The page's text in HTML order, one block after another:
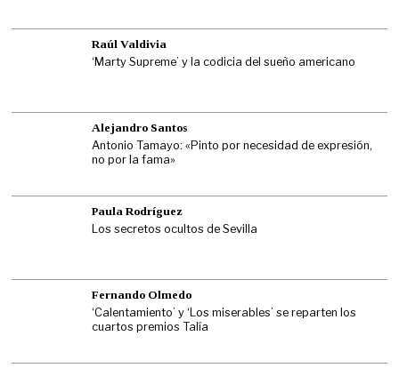
Raúl Valdivia
‘Marty Supreme’ y la codicia del sueño americano
Alejandro Santos
Antonio Tamayo: «Pinto por necesidad de expresión,
no por la fama»
Paula Rodríguez
Los secretos ocultos de Sevilla
Fernando Olmedo
‘Calentamiento’ y ‘Los miserables’ se reparten los
cuartos premios Talía